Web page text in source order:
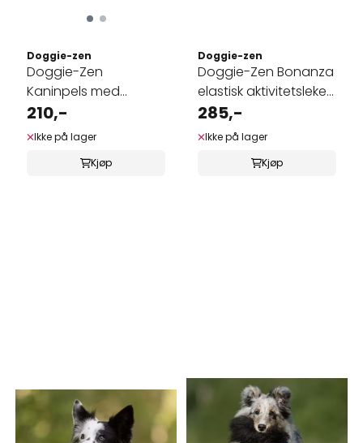
Doggie-zen
Doggie-Zen
Kaninpels med
håndtak,
lommeformat
210,-
Ikke på lager
Kjøp
Doggie-zen
Doggie-Zen Bonanza
elastisk aktivitetsleke i
...
285,-
Ikke på lager
Kjøp